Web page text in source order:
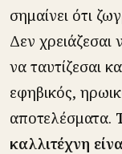
σημαίνει ότι
Δεν χρειάζεσαι
να ταυτίζεσαι
εφηβικός,
αποτελέσματα.
καλλιτέχνη